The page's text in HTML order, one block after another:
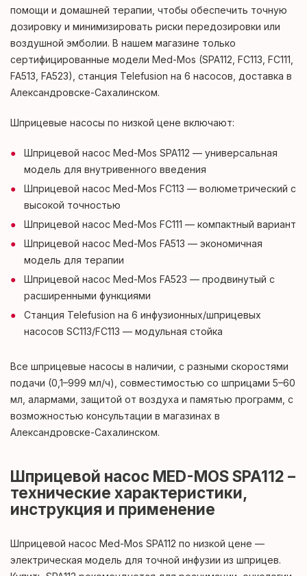
помощи и домашней терапии, чтобы обеспечить точную
дозировку и минимизировать риски передозировки или
воздушной эмболии. В нашем магазине только
сертифицированные модели Med-Mos (SPA112, FC113, FC111,
FA513, FA523), станция Telefusion на 6 насосов, доставка в
Александровске-Сахалинском.
Шприцевые насосы по низкой цене включают:
Шприцевой насос Med-Mos SPA112 — универсальная
модель для внутривенного введения
Шприцевой насос Med-Mos FC113 — волюметрический с
высокой точностью
Шприцевой насос Med-Mos FC111 — компактный вариант
Шприцевой насос Med-Mos FA513 — экономичная
модель для терапии
Шприцевой насос Med-Mos FA523 — продвинутый с
расширенными функциями
Станция Telefusion на 6 инфузионных/шприцевых
насосов SC113/FC113 — модульная стойка
Все шприцевые насосы в наличии, с разными скоростями
подачи (0,1–999 мл/ч), совместимостью со шприцами 5–60
мл, алармами, защитой от воздуха и памятью программ, с
возможностью консультации в магазинах в
Александровске-Сахалинском.
Шприцевой насос MED-MOS SPA112 –
технические характеристики,
инструкция и применение
Шприцевой насос Med-Mos SPA112 по низкой цене —
электрическая модель для точной инфузии из шприцев.